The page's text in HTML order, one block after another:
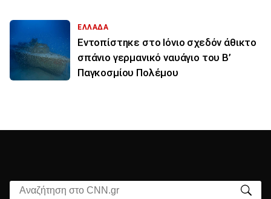
ΕΛΛΑΔΑ
Εντοπίστηκε στο Ιόνιο σχεδόν άθικτο
σπάνιο γερμανικό ναυάγιο του Β’
Παγκοσμίου Πολέμου
Αναζήτηση στο CNN.gr